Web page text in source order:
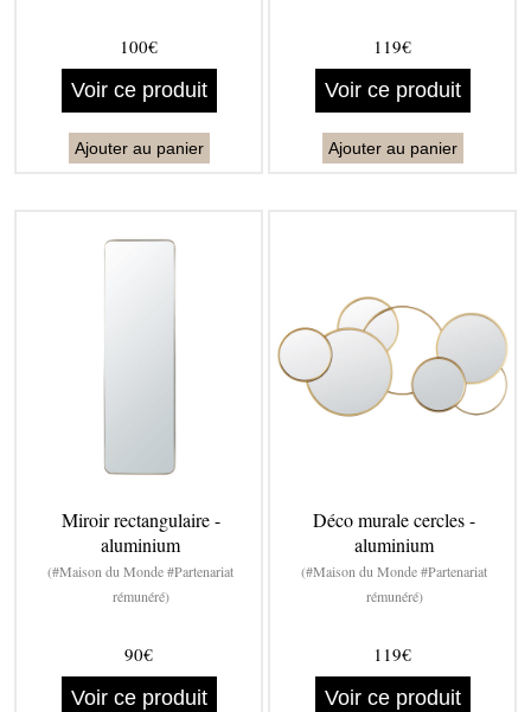
100€
Voir ce produit
Ajouter au panier
119€
Voir ce produit
Ajouter au panier
Miroir rectangulaire -
aluminium
(#Maison du Monde #Partenariat
rémunéré)
90€
Voir ce produit
Déco murale cercles -
aluminium
(#Maison du Monde #Partenariat
rémunéré)
119€
Voir ce produit